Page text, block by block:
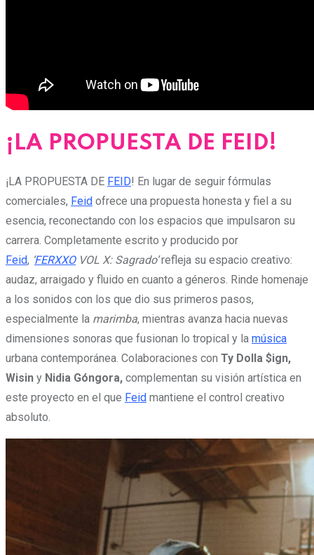
¡LA PROPUESTA DE FEID!
¡LA PROPUESTA DE FEID! En lugar de seguir fórmulas
comerciales, Feid ofrece una propuesta honesta y fiel a su
esencia, reconectando con los espacios que impulsaron su
carrera. Completamente escrito y producido por
Feid, FERXXOVOL X: Sagrado’refleja su espacio creativo:
audaz, arraigado y fluido en cuanto a géneros. Rinde homenaje
a los sonidos con los que dio sus primeros pasos,
especialmente la marimba, mientras avanza hacia nuevas
dimensiones sonoras que fusionan lo tropical y la música
urbana contemporánea. Colaboraciones con Ty Dolla $ign,
Wisin y Nidia Góngora, complementan su visión artística en
este proyecto en el que Feid mantiene el control creativo
absoluto.